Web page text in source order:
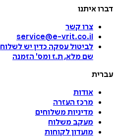
דברו איתנו
צרו קשר
service@e-vrit.co.il
לביטול עסקה כדין יש לשלוח
שם מלא, ת.ז ומס' הזמנה
עברית
אודות
מרכז העזרה
מדיניות משלוחים
מעקב משלוח
מועדון לקוחות